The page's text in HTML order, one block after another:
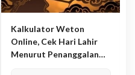
Kalkulator Weton
Online, Cek Hari Lahir
Menurut Penanggalan